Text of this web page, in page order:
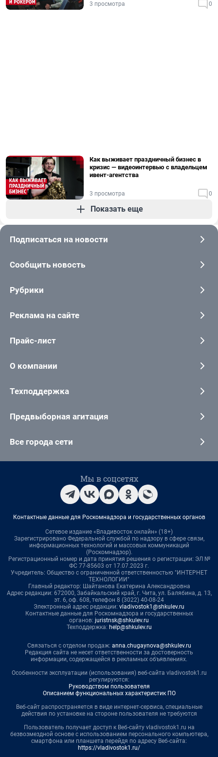
3 просмотра 0
Как выживает праздничный бизнес в
кризис — видеоинтервью с владельцем
ивент-агентства
3 просмотра 0
Показать еще
Подписаться на новости
Сообщить новость
Рубрики
Реклама на сайте
Прайс-лист
О компании
Техподдержка
Предвыборная агитация
Все города сети
Мы в соцсетях
Контактные данные для Роскомнадзора и государственных органов
Сетевое издание «Владивосток онлайн» (18+)
Зарегистрировано Федеральной службой по надзору в сфере связи,
информационных технологий и массовых коммуникаций
(Роскомнадзор).
Регистрационный номер и дата принятия решения о регистрации: ЭЛ №
ФС 77-85603 от 17.07.2023 г.
Учредитель: Общество с ограниченной ответственностью "ИНТЕРНЕТ
ТЕХНОЛОГИИ"
Главный редактор: Шайтанова Екатерина Александровна
Адрес редакции: 672000, Забайкальский край, г. Чита, ул. Балябина, д. 13,
эт. 6, оф. 608, телефон 8 (3022) 40-08-24
Электронный адрес редакции: vladivostok1@shkulev.ru
Контактные данные для Роскомнадзора и государственных
органов: juristnsk@shkulev.ru
Техподдержка: help@shkulev.ru
Связаться с отделом продаж: anna.chugaynova@shkulev.ru
Редакция сайта не несет ответственности за достоверность
информации, содержащейся в рекламных объявлениях.
Особенности эксплуатации (использования) веб-сайта vladivostok1.ru
регулируются:
Руководством пользователя
Описанием функциональных характеристик ПО
Веб-сайт распространяется в виде интернет-сервиса, специальные
действия по установке на стороне пользователя не требуются
Пользователь получает доступ к Веб-сайту vladivostok1.ru на
безвозмездной основе с использованием персонального компьютера,
смартфона или планшета перейдя по адресу Веб-сайта:
https://vladivostok1.ru/